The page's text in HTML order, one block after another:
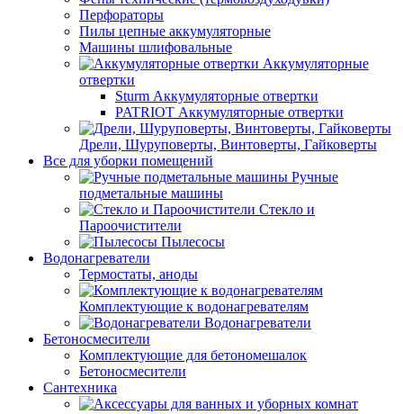
Перфораторы
Пилы цепные аккумуляторные
Машины шлифовальные
Аккумуляторные
отвертки
Sturm Аккумуляторные отвертки
PATRIOT Аккумуляторные отвертки
Дрели, Шуруповерты, Винтоверты, Гайковерты
Все для уборки помещений
Ручные
подметальные машины
Стекло и
Пароочистители
Пылесосы
Водонагреватели
Термостаты, аноды
Комплектующие к водонагревателям
Водонагреватели
Бетоносмесители
Комплектующие для бетономешалок
Бетоносмесители
Сантехника